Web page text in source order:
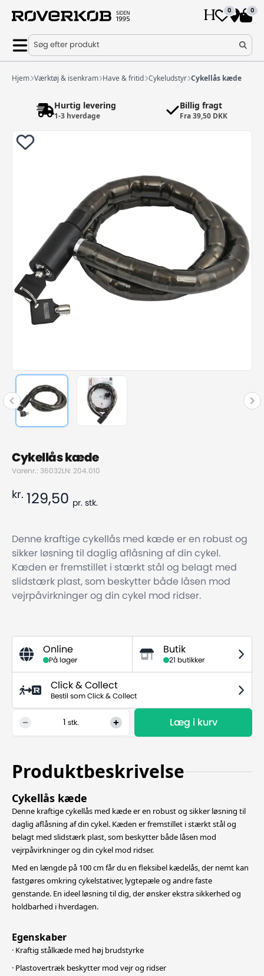
0 0
Søg efter produkt
Hjem Værktøj & isenkram Have & fritid Cykeludstyr Cykellås kæde
Hurtig levering
1-3 hverdage
Billig fragt
Fra 39,50 DKK
Cykellås kæde
Varenr.: 36032LN: 204.010
kr. 129,50 pr. stk.
Denne kraftige cykellås med kæde er en robust og
sikker løsning til daglig aflåsning af din cykel.
Kæden er fremstillet i stærkt stål og belagt med
slidstærk plast, som beskytter både låsen mod
vejrpåvirkninger og din cykel mod ridser.
Online
På lager
Butik
21 butikker
Click & Collect
Bestil som Click & Collect
stk. Læg i kurv
Produktbeskrivelse
Cykellås kæde
Denne kraftige cykellås med kæde er en robust og sikker løsning til
daglig aflåsning af din cykel. Kæden er fremstillet i stærkt stål og
belagt med slidstærk plast, som beskytter både låsen mod
vejrpåvirkninger og din cykel mod ridser.
Med en længde på 100 cm får du en fleksibel kædelås, der nemt kan
fastgøres omkring cykelstativer, lygtepæle og andre faste
genstande. En ideel løsning til dig, der ønsker ekstra sikkerhed og
holdbarhed i hverdagen.
Egenskaber
· Kraftig stålkæde med høj brudstyrke
· Plastovertræk beskytter mod vejr og ridser